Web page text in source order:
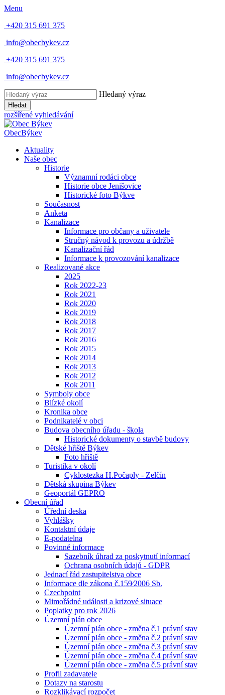
Menu
+420 315 691 375
info@obecbykev.cz
+420 315 691 375
info@obecbykev.cz
Hledaný výraz
Hledat
rozšířené vyhledávání
ObecBýkev
Aktuality
Naše obec
Historie
Významní rodáci obce
Historie obce Jenišovice
Historické foto Býkve
Současnost
Anketa
Kanalizace
Informace pro občany a uživatele
Stručný návod k provozu a údržbě
Kanalizační řád
Informace k provozování kanalizace
Realizované akce
2025
Rok 2022-23
Rok 2021
Rok 2020
Rok 2019
Rok 2018
Rok 2017
Rok 2016
Rok 2015
Rok 2014
Rok 2013
Rok 2012
Rok 2011
Symboly obce
Blízké okolí
Kronika obce
Podnikatelé v obci
Budova obecního úřadu - škola
Historické dokumenty o stavbě budovy
Dětské hřiště Býkev
Foto hřiště
Turistika v okolí
Cyklostezka H.Počaply - Zelčín
Dětská skupina Býkev
Geoportál GEPRO
Obecní úřad
Úřední deska
Vyhlášky
Kontaktní údaje
E-podatelna
Povinné informace
Sazebník úhrad za poskytnutí informací
Ochrana osobních údajů - GDPR
Jednací řád zastupitelstva obce
Informace dle zákona č.159⁄2006 Sb.
Czechpoint
Mimořádné události a krizové situace
Poplatky pro rok 2026
Územní plán obce
Územní plán obce - změna č.1 právní stav
Územní plán obce - změna č.2 právní stav
Územní plán obce - změna č.3 právní stav
Územní plán obce - změna č.4 právní stav
Územní plán obce - změna č.5 právní stav
Profil zadavatele
Dotazy na starostu
Rozklikávací rozpočet